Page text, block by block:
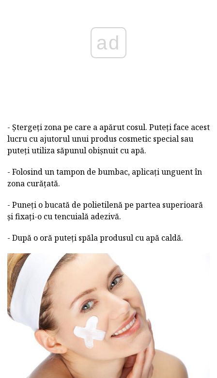
ad
- Ștergeți zona pe care a apărut cosul. Puteți face acest
lucru cu ajutorul unui produs cosmetic special sau
puteți utiliza săpunul obișnuit cu apă.
- Folosind un tampon de bumbac, aplicați unguent în
zona curățată.
- Puneți o bucată de polietilenă pe partea superioară
și fixați-o cu tencuială adezivă.
- După o oră puteți spăla produsul cu apă caldă.